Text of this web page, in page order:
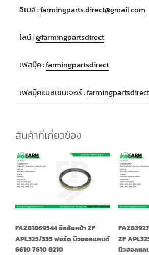
อีเมล์ :farmingparts.direct@gmail.com
ไลน์ :@farmingpartsdirect
เฟสบุ๊ค :farmingpartsdirect
เฟสบุ๊คแมสเซนเจอร์ :farmingpartsdirect
สินค้าที่เกี่ยวข้อง
FAZ81869544 ซีลล้อหน้า ZF
APL325/335 ฟอร์ด นิวฮอลแลนด์
6610 7610 8210
ZF
นิวฮอลแล